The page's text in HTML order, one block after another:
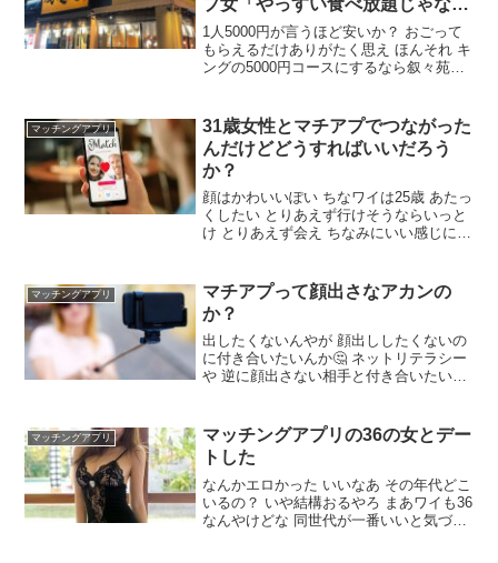
プ女「やっすい食べ放題じゃない
ですか…」
1人5000円が言うほど安いか？ おごって
もらえるだけありがたく思え ほんそれ キ
ングの5000円コースにするなら叙々苑の
円）連れてってもらえると思ってるんや
マッチングアプリ
31歳女性とマチアプでつながった
んだけどどうすればいいだろう
か？
顔はかわいいぽい ちなワイは25歳 あたっ
くしたい とりあえず行けそうならいっと
け とりあえず会え ちなみにいい感じに会
づき始める年頃やな 友達募集ってしか書
いてない人だったらわんちゃんある
マッチングアプリ
マチアプって顔出さなアカンの
か？
出したくないんやが 顔出ししたくないの
に付き合いたいんか🤔 ネットリテラシー
や 逆に顔出さない相手と付き合いたいん
韓流アイドルや食い物やなんだったら何
かの名言の画像使ってる奴多い
マッチングアプリ
マッチングアプリの36の女とデー
トした
なんかエロかった いいなあ その年代どこ
いるの？ いや結構おるやろ まあワイも36
なんやけどな 同世代が一番いいと気づい